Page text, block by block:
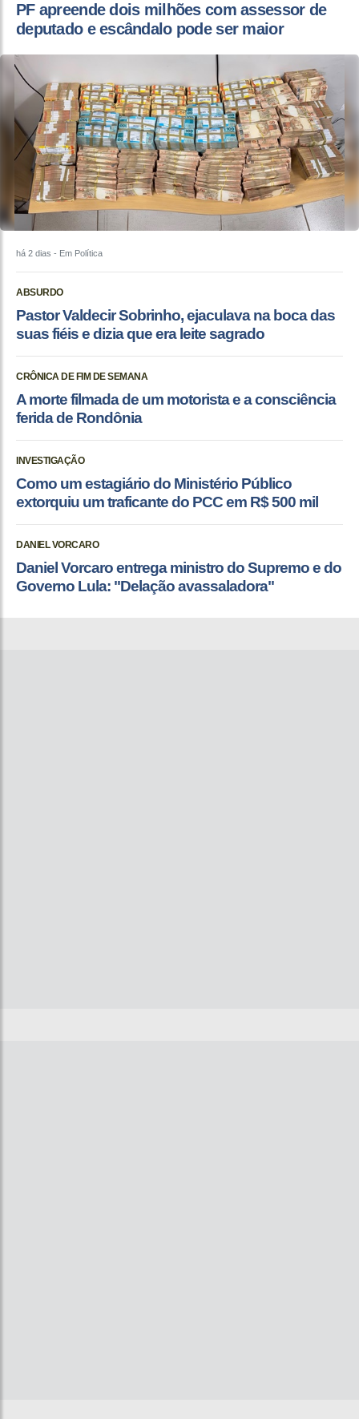
PF apreende dois milhões com assessor de
deputado e escândalo pode ser maior
há 2 dias - Em Política
ABSURDO
Pastor Valdecir Sobrinho, ejaculava na boca das
suas fiéis e dizia que era leite sagrado
CRÔNICA DE FIM DE SEMANA
A morte filmada de um motorista e a consciência
ferida de Rondônia
INVESTIGAÇÃO
Como um estagiário do Ministério Público
extorquiu um traficante do PCC em R$ 500 mil
DANIEL VORCARO
Daniel Vorcaro entrega ministro do Supremo e do
Governo Lula: "Delação avassaladora"